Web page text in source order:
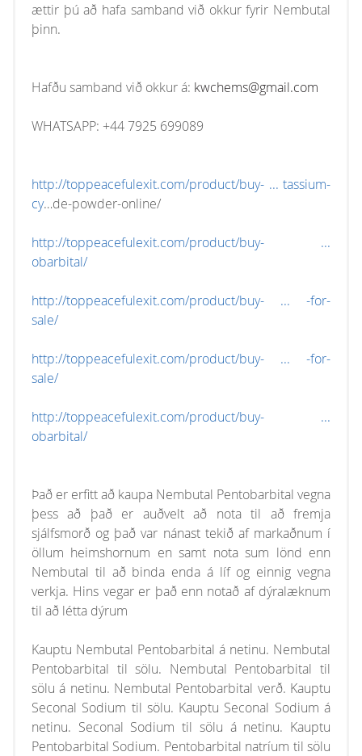
ættir þú að hafa samband við okkur fyrir Nembutal
þinn.
Hafðu samband við okkur á: kwchems@gmail.com
WHATSAPP: +44 7925 699089
http://toppeacefulexit.com/product/buy- ... tassium-
cy…de-powder-online/
http://toppeacefulexit.com/product/buy- ...
obarbital/
http://toppeacefulexit.com/product/buy- ... -for-
sale/
http://toppeacefulexit.com/product/buy- ... -for-
sale/
http://toppeacefulexit.com/product/buy- ...
obarbital/
Það er erfitt að kaupa Nembutal Pentobarbital vegna
þess að það er auðvelt að nota til að fremja
sjálfsmorð og það var nánast tekið af markaðnum í
öllum heimshornum en samt nota sum lönd enn
Nembutal til að binda enda á líf og einnig vegna
verkja. Hins vegar er það enn notað af dýralæknum
til að létta dýrum
Kauptu Nembutal Pentobarbital á netinu. Nembutal
Pentobarbital til sölu. Nembutal Pentobarbital til
sölu á netinu. Nembutal Pentobarbital verð. Kauptu
Seconal Sodium til sölu. Kauptu Seconal Sodium á
netinu. Seconal Sodium til sölu á netinu. Kauptu
Pentobarbital Sodium. Pentobarbital natríum til sölu